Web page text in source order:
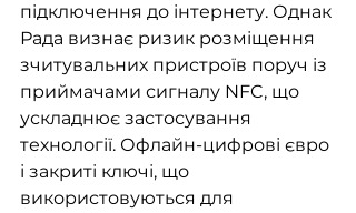
підключення до інтернету. Однак
Рада визнає ризик розміщення
зчитувальних пристроїв поруч із
приймачами сигналу NFC, що
ускладнює застосування
технології. Офлайн-цифрові євро
і закриті ключі, що
використовуються для